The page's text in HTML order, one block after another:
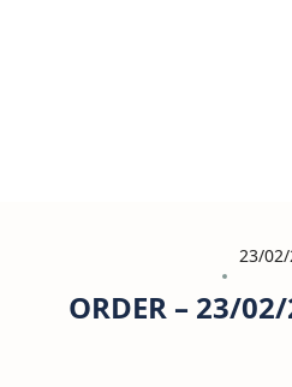
23/
ORDER – 23/